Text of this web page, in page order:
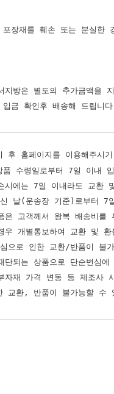
포장재를 훼손 또는 분실
방은 별도의 추가금액을
입금 확인후 배송해 드립
후 홈페이지를 이용해주시
품 수령일로부터 7일 이내
에는 7일 이내라도 교환
날(운송장 기준)로부터 7
고객께서 왕복 배송비
개별통보하여 교환 및 환
으로 인한 교환/반품이 불
되는 상품으로 단순변심
재 가격 변동 등 제조사
교환, 반품이 불가능할 수